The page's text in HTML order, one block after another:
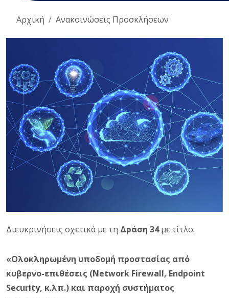
Αρχική Ανακοινώσεις Προσκλήσεων
Διευκρινήσεις σχετικά με τη Δράση 34με τίτλο:
«Ολοκληρωμένη υποδομή προστασίας από
κυβερνο-επιθέσεις (Network Firewall, Endpoint
Security, κ.λπ.) και παροχή συστήματος